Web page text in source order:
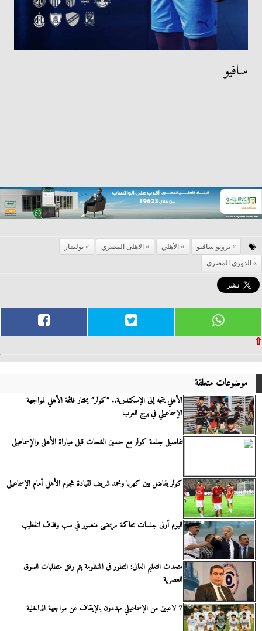
سافيو
برونو سافيو الأهلي الاهلى المصري
بوليفار
الدورى المصري
⇧
موضوعات متعلقة
الأهلي يتجه إلى الإسكندرية.. ”كولر” يختار قائمة الأهلي لمواجهة
الإسماعيلي في برج العرب
تفاصيل جلسة كولر مع حسين الشحات قبل مباراة الأهلى والإسماعيلى
كولر يفاضل بين كهربا ومحمد شريف لقيادة هجوم الأهلى أمام الإسماعيلى
اليوم أولى جلسات محاكمة مرتضى منصور في سب وقذف الخطيب
متحدث التعليم العالى: التطور فى المنظومة يتم وفق متطلبات السوق
العصرية
7 لاعبين من الإسماعيلي مهددون بالإيقاف عن مواجهة الداخلية